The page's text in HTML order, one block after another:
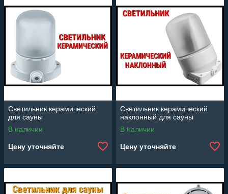
Светильник керамический
для сауны
В наличии
Цену уточняйте
Светильник керамический
наклонный для сауны
В наличии
Цену уточняйте